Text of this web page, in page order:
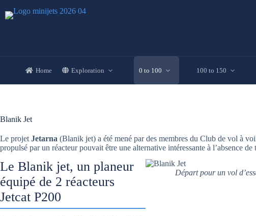
to
content
Home Exploration 0 to 100 100 to 150
Blanik Jet
Le projet Jetarna (Blanik jet) a été mené par des membres du Club de vol à
propulsé par un réacteur pouvait être une alternative intéressante à l’absence
Le Blanik jet, un planeur
équipé de 2 réacteurs
Jetcat P200
Départ pour un vol